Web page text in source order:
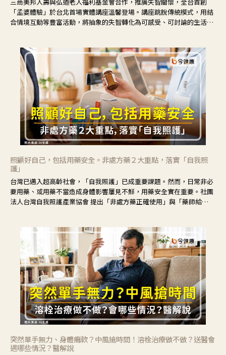
三商美邦人壽與弘道老人福利基金會合作，推廣失智關懷，全台首創
「孟婆體驗」於台北首場實體講座溫馨登場。講座跳脫傳統模式，用結
合情境互動等豐富活動，將抽象的失智轉化為可感受、可討論的生活情
照顧好自己，包括用藥安全。非處方藥２大重點，落實「自我照
護」
台灣已邁入超高齡社會，「自我照護」已成重要課題。然而，日常非必
要用藥、或用藥不當造成身體影響屢見不鮮，用藥安全實在重要。社團
法人台灣自我照護產業協會 提出「非處方藥正確使用」與「藥師給
突然單手無力、身體癱軟？中風搶時間！溶栓治療做不做？送醫會
遇哪些情況？醫解說